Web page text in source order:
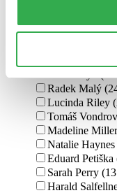
Jiří Kutina (44
Stephen Fry
Jennifer Saint
Radek Malý
Lucinda Riley
Tomáš
Madeline
Natalie
Eduard
Sarah Perry
Harald